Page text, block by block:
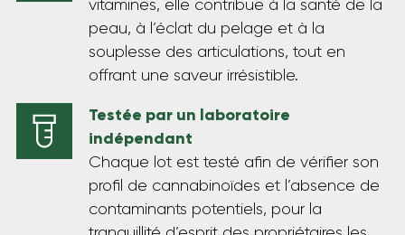
vitamines, elle contribue à la santé de la
peau, à l’éclat du pelage et à la
souplesse des articulations, tout en
offrant une saveur irrésistible.
Testée par un laboratoire
indépendant
Chaque lot est testé afin de vérifier son
profil de cannabinoïdes et l’absence de
contaminants potentiels, pour la